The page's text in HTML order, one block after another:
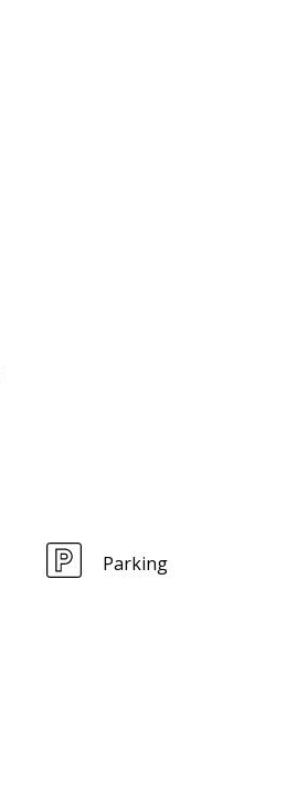
Parking